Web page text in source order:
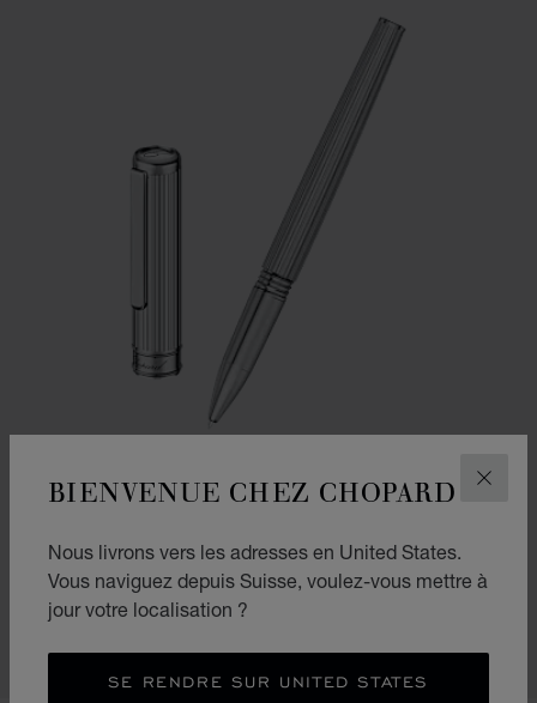
BIENVENUE CHEZ CHOPARD
Nous livrons vers les adresses en United States.
Vous naviguez depuis Suisse, voulez-vous mettre à
jour votre localisation ?
SE RENDRE SUR UNITED STATES
STYLO ROLLER CLASSIC
CHF 590